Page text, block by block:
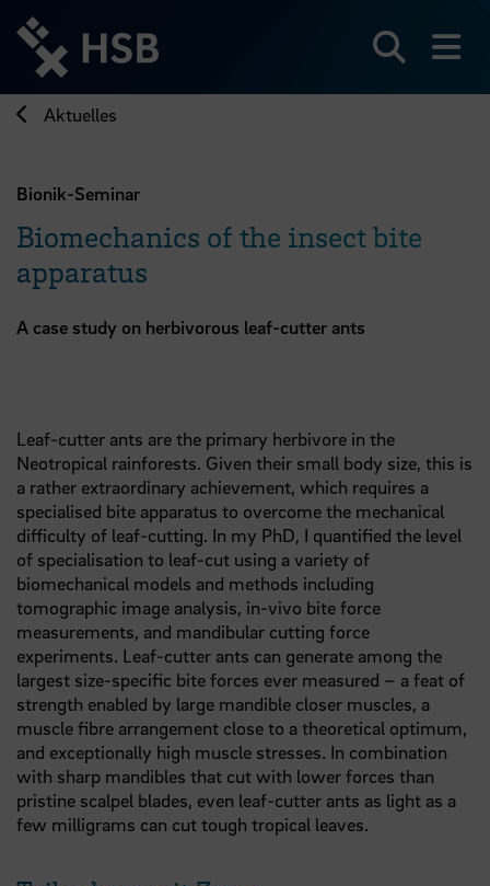
zum
Seiteninhalt
springen
Aktuelles
Bionik-Seminar
Biomechanics of the insect bite
apparatus
A case study on herbivorous leaf-cutter ants
Leaf-cutter ants are the primary herbivore in the
Neotropical rainforests. Given their small body size, this is
a rather extraordinary achievement, which requires a
specialised bite apparatus to overcome the mechanical
difficulty of leaf-cutting. In my PhD, I quantified the level
of specialisation to leaf-cut using a variety of
biomechanical models and methods including
tomographic image analysis, in-vivo bite force
measurements, and mandibular cutting force
experiments. Leaf-cutter ants can generate among the
largest size-specific bite forces ever measured – a feat of
strength enabled by large mandible closer muscles, a
muscle fibre arrangement close to a theoretical optimum,
and exceptionally high muscle stresses. In combination
with sharp mandibles that cut with lower forces than
pristine scalpel blades, even leaf-cutter ants as light as a
few milligrams can cut tough tropical leaves.